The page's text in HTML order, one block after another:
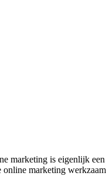
marketing is eigenlijk
marketing